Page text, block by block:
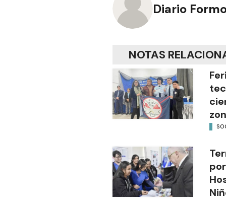
Diario
NOTAS